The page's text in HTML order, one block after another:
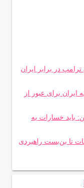
در برابر ایران
برای عبور از
باید خسارات به
تا بن‌بست راهبردی